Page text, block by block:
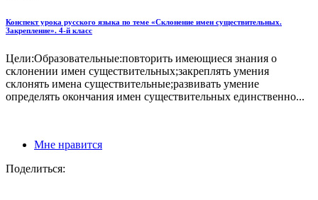
Конспект урока русского языка по теме «Склонение имен существительных.
Закрепление». 4-й класс
Цели:Образовательные:повторить имеющиеся знания о
склонении имен существительных;закреплять умения
склонять имена существительные;развивать умение
определять окончания имен существительных единственно...
Мне нравится
Поделиться: